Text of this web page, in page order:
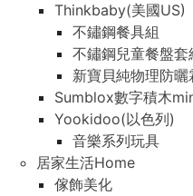
Thinkbaby(美國US)
不鏽鋼餐具組
不鏽鋼兒童餐盤套
新寶貝純物理防曬
Sumblox數字積木
Yookidoo(以色列)
音樂系列玩具
居家生活Home
傢飾美化